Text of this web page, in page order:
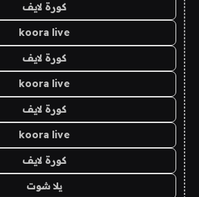
كورة لايف
koora live
كورة لايف
koora live
كورة لايف
koora live
كورة لايف
يلا شوت